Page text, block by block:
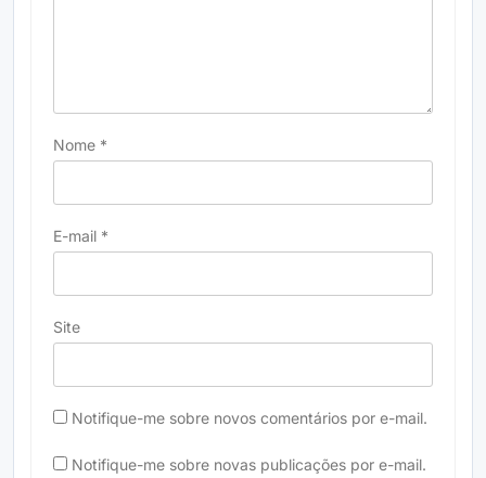
Nome *
E-mail *
Site
Notifique-me sobre novos comentários por e-mail.
Notifique-me sobre novas publicações por e-mail.